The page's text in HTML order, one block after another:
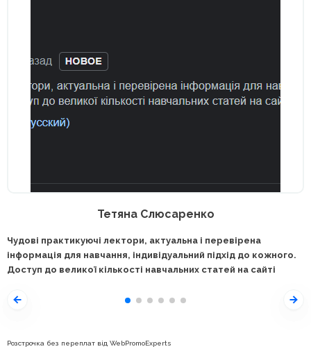
Тетяна Слюсаренко
Чудові практикуючі лектори, актуальна і перевірена
інформація для навчання, індивідуальний підхід до кожного.
Доступ до великої кількості навчальних статей на сайті
Розстрочка без переплат від WebPromoExperts